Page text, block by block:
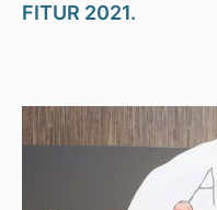
FITUR 2021.